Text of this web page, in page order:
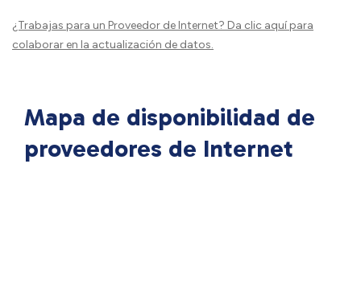
¿Trabajas para un Proveedor de Internet? Da clic aquípara
colaborar en la actualización de datos.
Mapa de disponibilidad de
proveedores de Internet